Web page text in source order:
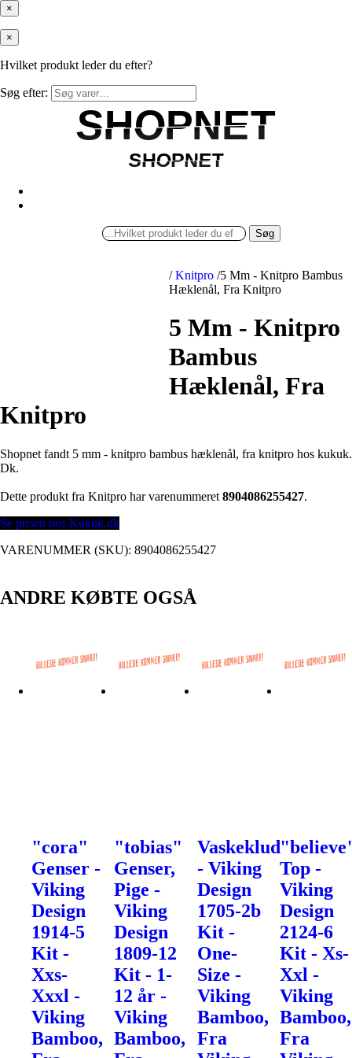
×
×
Hvilket produkt leder du efter?
Søg efter:
SHOPNET
SHOPNET
SHOPNET
SHOPNET
Søg
/ Knitpro /5 Mm - Knitpro Bambus
Hæklenål, Fra Knitpro
5 Mm - Knitpro
Bambus
Hæklenål, Fra
Knitpro
Shopnet fandt 5 mm - knitpro bambus hæklenål, fra knitpro hos kukuk.
Dk.
Dette produkt fra Knitpro har varenummeret 8904086255427.
Se prisen hos Kukuk.dk
VARENUMMER (SKU): 8904086255427
ANDRE KØBTE OGSÅ
"cora"
Genser -
Viking
Design
1914-5
Kit -
Xxs-
Xxxl -
Viking
Bamboo,
"tobias"
Genser,
Pige -
Viking
Design
1809-12
Kit - 1-
12 år -
Viking
Bamboo,
Vaskeklud
- Viking
Design
1705-2b
Kit -
One-
Size -
Viking
Bamboo,
Fra
Top -
Viking
Design
2124-6
Kit - Xs-
Xxl -
Viking
Bamboo,
Fra